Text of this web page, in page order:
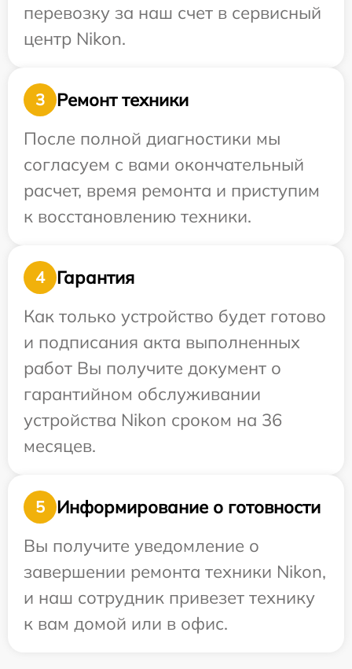
перевозку за наш счет в сервисный
центр Nikon.
3
Ремонт техники
После полной диагностики мы
согласуем с вами окончательный
расчет, время ремонта и приступим
к восстановлению техники.
4
Гарантия
Как только устройство будет готово
и подписания акта выполненных
работ Вы получите документ о
гарантийном обслуживании
устройства Nikon сроком на 36
месяцев.
5
Информирование о готовности
Вы получите уведомление о
завершении ремонта техники Nikon,
и наш сотрудник привезет технику
к вам домой или в офис.